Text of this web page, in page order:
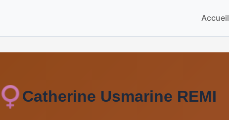
Accueil
Catherine Usmarine REMI